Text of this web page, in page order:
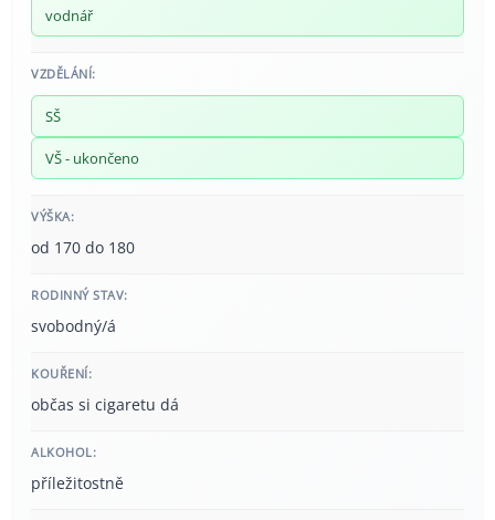
vodnář
VZDĚLÁNÍ:
SŠ
VŠ - ukončeno
VÝŠKA:
od 170 do 180
RODINNÝ STAV:
svobodný/á
KOUŘENÍ:
občas si cigaretu dá
ALKOHOL:
příležitostně